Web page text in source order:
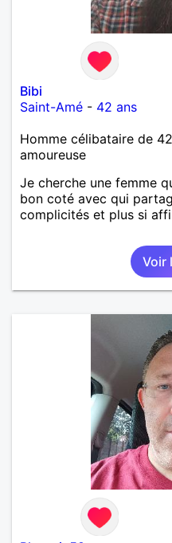
Bibi
Saint-Amé - 42 ans
Homme célibataire de
amoureuse
Je cherche une femme
bon coté avec qui
complicités et plus si
Voir